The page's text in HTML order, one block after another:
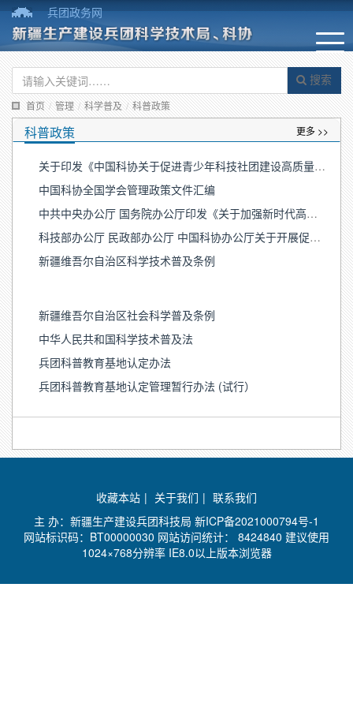
兵团政务网
搜索
首页 / 管理 / 科学普及 / 科普政策
科普政策 更多 >>
关于印发《中国科协关于促进青少年科技社团建设高质量发展的意见》的通知
中国科协全国学会管理政策文件汇编
中共中央办公厅 国务院办公厅印发《关于加强新时代高技能人才队伍建设的意见》
科技部办公厅 民政部办公厅 中国科协办公厅关于开展促进科技类社会团体发挥学术自律自净作用专项行动的通知
新疆维吾尔自治区科学技术普及条例
新疆维吾尔自治区社会科学普及条例
中华人民共和国科学技术普及法
兵团科普教育基地认定办法
兵团科普教育基地认定管理暂行办法 (试行）
收藏本站 | 关于我们 | 联系我们
主 办：新疆生产建设兵团科技局 新ICP备2021000794号-1
网站标识码：BT00000030 网站访问统计： 8424840 建议使用
1024×768分辨率 IE8.0以上版本浏览器